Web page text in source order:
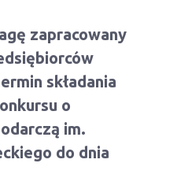
zapracowany
składania
o
im.
do dnia